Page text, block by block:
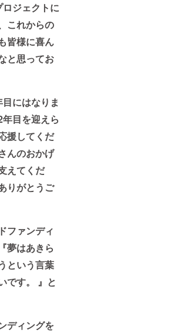
ジェクトに
これからの
皆様に喜ん
と思ってお
にはなりま
目を迎えら
援してくだ
んのおかげ
えてくだ
りがとうご
ファンディ
夢はあきら
という言葉
です。 』と
ディングを